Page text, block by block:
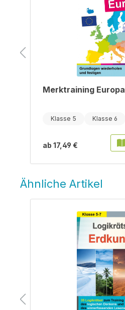
Merktraining Europa
Klasse 5 Klasse 6
ab 17,49 €
Ähnliche Artikel